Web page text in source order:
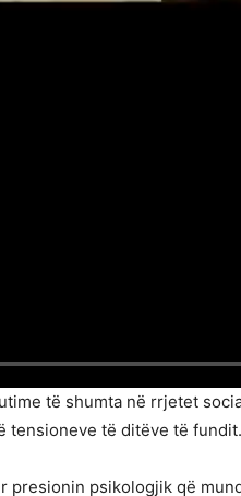
të shumta në rrjetet
tensioneve të ditëve të fundit.
presionin psikologjik që